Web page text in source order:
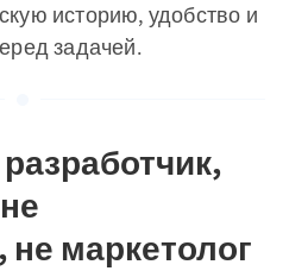
историю, удобство и
задачей.
маркетолог